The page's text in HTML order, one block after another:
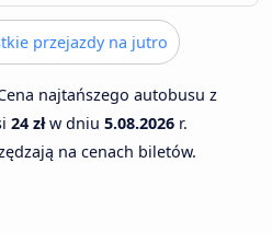
przejazdy na jutro
najtańszego autobusu z
24 złw dniu 5.08.2026 r.
na cenach biletów.